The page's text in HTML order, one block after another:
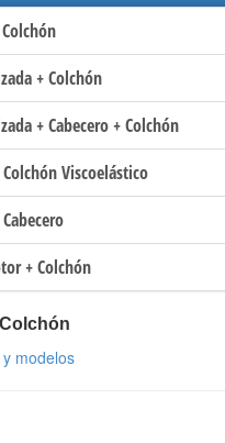
+ Colchón
+ Cabecero + Colchón
Colchón Viscoelástico
+ Colchón
modelos